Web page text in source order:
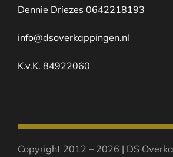
Dennie Driezes 0642218193
info@dsoverkappingen.nl
K.v.K. 84922060
Copyright 2012 – 2026 | DS